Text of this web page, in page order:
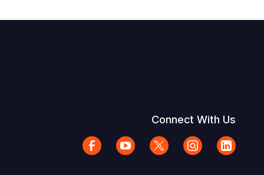
Connect With Us